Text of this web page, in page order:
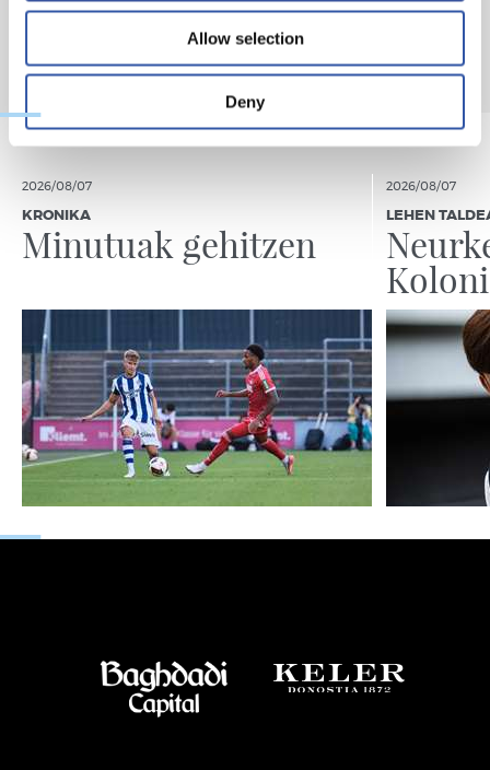
Allow selection
Deny
2026/08/07
KRONIKA
Minutuak gehitzen
2026/08/07
LEHEN